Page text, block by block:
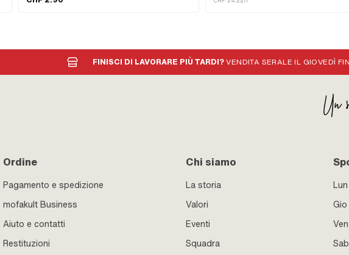
FINISCI DI LAVORARE PIÙ TARDI?VENDITA SERALE IL GIOVEDÌ
Ordine
Pagamento e spedizione
mofakult Business
Aiuto e contatti
Restituzioni
Chi siamo
La storia
Valori
Eventi
Squadra
Gio
Ven